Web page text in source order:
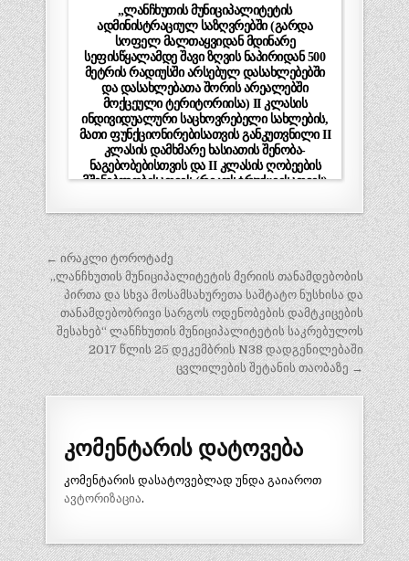
„ლანჩხუთის მუნიციპალიტეტის
ადმინისტრაციულ საზღვრებში (გარდა
სოფელ მალთაყვიდან მდინარე
სეფისწყალამდე შავი ზღვის ნაპირიდან 500
მეტრის რადიუსში არსებულ დასახლებებში
და დასახლებათა შორის არეალებში
მოქცეული ტერიტორიისა) II კლასის
ინდივიდუალური საცხოვრებელი სახლების,
მათი ფუნქციონირებისათვის განკუთვნილი II
კლასის დამხმარე ხასიათის შენობა-
ნაგებობებისთვის და II კლასის ღობეების
მშენებლობისათვის (რეკოსტრუქციისათვის)
დადგენის შესახებ“ ლანჩხუთის
მუნიციპალიტეტის საკრებულოს
დადგენილების მისაღებად
ადმინისტრაციული წარმოების დაწყების
თაობაზე
პოსტის
ნავიგაცია
← ირაკლი ტოროტაძე
„ლანჩხუთის მუნიციპალიტეტის მერიის თანამდებობის
პირთა და სხვა მოსამსახურეთა საშტატო ნუსხისა და
თანამდებობრივი სარგოს ოდენობების დამტკიცების
შესახებ“ ლანჩხუთის მუნიციპალიტეტის საკრებულოს
2017 წლის 25 დეკემბრის N38 დადგენილებაში
ცვლილების შეტანის თაობაზე →
კომენტარის დატოვება
კომენტარის დასატოვებლად უნდა გაიაროთ
ავტორიზაცია.